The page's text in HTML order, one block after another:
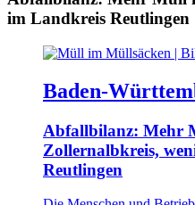
im Landkreis Reutlingen
Baden-
Abfallbilanz: Mehr
Zollernalbkreis,
Reutlingen